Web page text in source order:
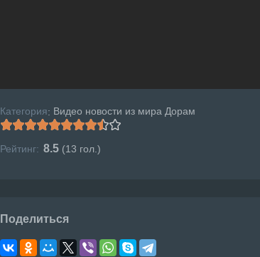
Категория: Видео новости из мира Дорам
Рейтинг: 8.5 (13 гол.)
Поделиться